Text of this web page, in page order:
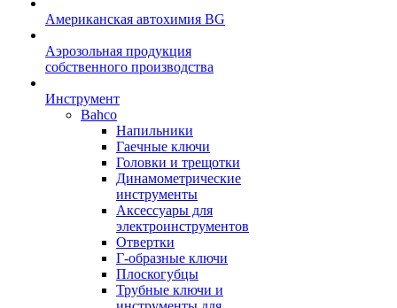
Американская автохимия BG
Аэрозольная продукция
собственного производства
Инструмент
Bahco
Напильники
Гаечные ключи
Головки и трещотки
Динамометрические
инструменты
Аксессуары для
электроинструментов
Отвертки
Г-образные ключи
Плоскогубцы
Трубные ключи и